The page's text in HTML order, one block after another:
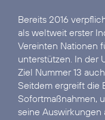
Bereits 2016
als weltweit erster
Vereinten Nationen
unterstützen. In der
Ziel Nummer 13
Seitdem ergreift die
Sofortmaßnahmen,